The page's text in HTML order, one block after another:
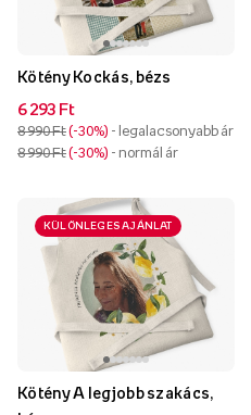
Kötény Kockás, bézs
6 293 Ft
8 990 Ft -30% - legalacsonyabb ár
8 990 Ft -30% - normál ár
KÜLÖNLEGES AJÁNLAT
Kötény A legjobb szakács,